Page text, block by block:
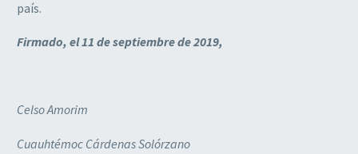
país.
Firmado, el 11 de septiembre de 2019,
Celso Amorim
Cuauhtémoc Cárdenas Solórzano